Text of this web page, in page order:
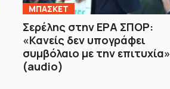
ΜΠΑΣΚΕΤ
Σερέλης στην ΕΡΑ ΣΠΟΡ:
«Κανείς δεν υπογράφει
συμβόλαιο με την επιτυχία»
(audio)